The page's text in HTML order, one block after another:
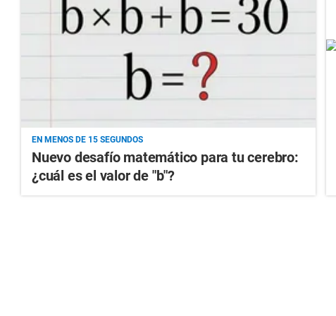
EN MENOS DE 15 SEGUNDOS
Nuevo desafío matemático para tu cerebro:
¿cuál es el valor de "b"?